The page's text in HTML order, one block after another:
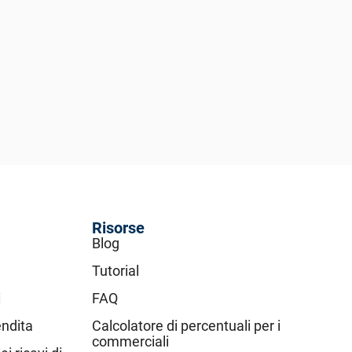
Risorse
Blog
Tutorial
FAQ
Calcolatore di percentuali per i
commerciali